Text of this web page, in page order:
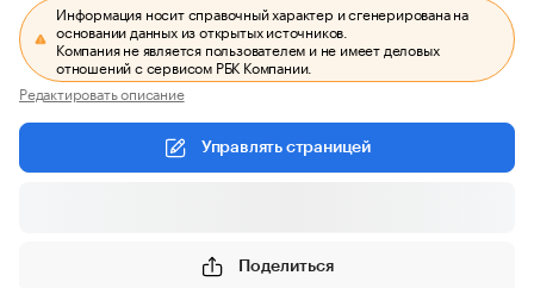
Информация носит справочный характер и сгенерирована на
основании данных из открытых источников.
Компания не является пользователем и не имеет деловых
отношений с сервисом РБК Компании.
Редактировать описание
Управлять страницей
Поделиться